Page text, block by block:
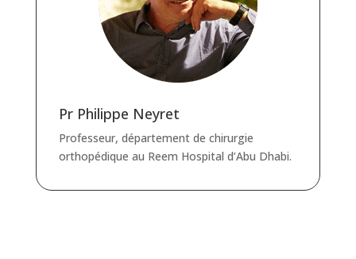
Pr Philippe Neyret
Professeur, département de chirurgie
orthopédique au Reem Hospital d’Abu Dhabi.